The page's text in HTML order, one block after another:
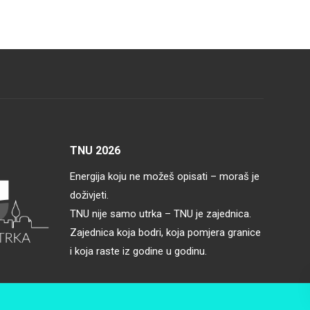
TNU 2026
Energija koju ne možeš opisati – moraš je
doživjeti.
TNU nije samo utrka – TNU je zajednica.
Zajednica koja bodri, koja pomjera granice
i koja raste iz godine u godinu.